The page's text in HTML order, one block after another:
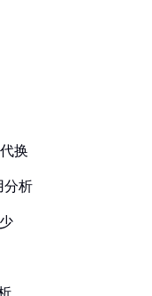
换
分析